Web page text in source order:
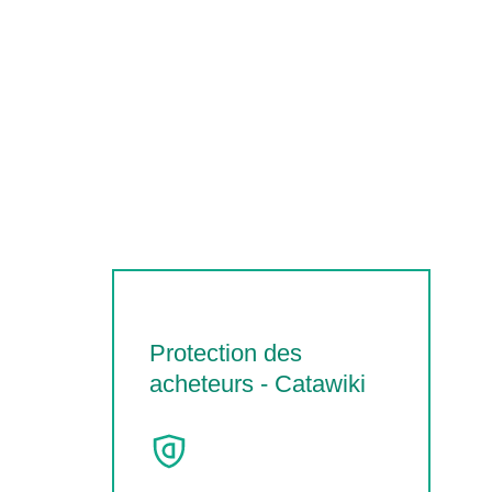
Protection des
acheteurs - Catawiki